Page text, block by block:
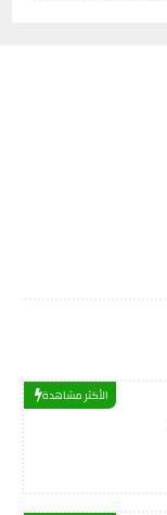
الأكثر مشاهدة